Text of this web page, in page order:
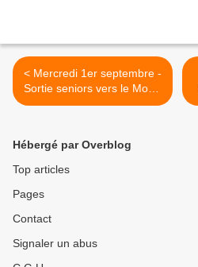
< Mercredi 1er septembre -
Sortie seniors vers le Mont-
Saint-Odile et le Mur païen
Hébergé par Overblog
Top articles
Pages
Contact
Signaler un abus